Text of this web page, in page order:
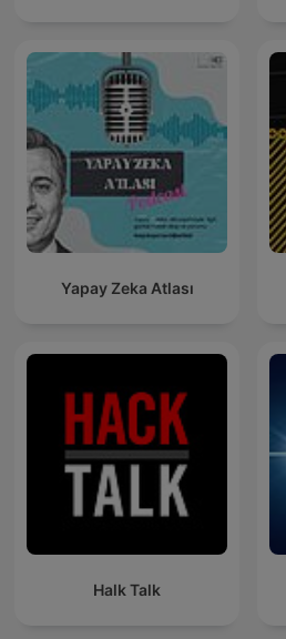
Yapay Zeka Atlası
Halk Talk